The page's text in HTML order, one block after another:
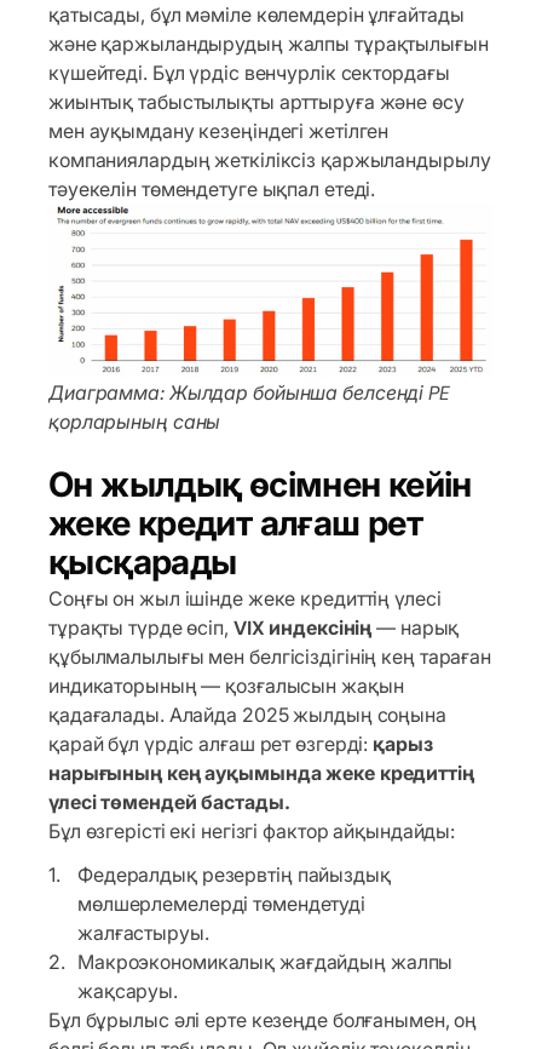
қатысады, бұл мәміле көлемдерін ұлғайтады
және қаржыландырудың жалпы тұрақтылығын
күшейтеді. Бұл үрдіс венчурлік сектордағы
жиынтық табыстылықты арттыруға және өсу
мен ауқымдану кезеңіндегі жетілген
компаниялардың жеткіліксіз қаржыландырылу
тәуекелін төмендетуге ықпал етеді.
Диаграмма: Жылдар бойынша белсенді PE
қорларының саны
Он жылдық өсімнен кейін
жеке кредит алғаш рет
қысқарады
Соңғы он жыл ішінде жеке кредиттің үлесі
тұрақты түрде өсіп, VIX индексінің — нарық
құбылмалылығы мен белгісіздігінің кең тараған
индикаторының — қозғалысын жақын
қадағалады. Алайда 2025 жылдың соңына
қарай бұл үрдіс алғаш рет өзгерді: қарыз
нарығының кең ауқымында жеке кредиттің
үлесі төмендей бастады.
Бұл өзгерісті екі негізгі фактор айқындайды:
Федералдық резервтің пайыздық
мөлшерлемелерді төмендетуді
жалғастыруы.
Макроэкономикалық жағдайдың жалпы
жақсаруы.
Бұл бұрылыс әлі ерте кезеңде болғанымен, оң